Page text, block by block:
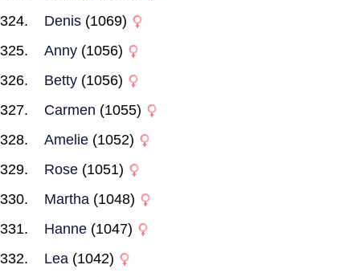
Denis (1069)
Anny (1056)
Betty (1056)
Carmen (1055)
Amelie (1052)
Rose (1051)
Martha (1048)
Hanne (1047)
Lea (1042)